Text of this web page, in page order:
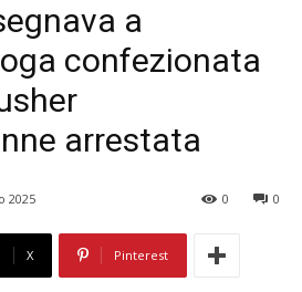
a
confezionata
arrestata
2025 0
0
X Pinterest